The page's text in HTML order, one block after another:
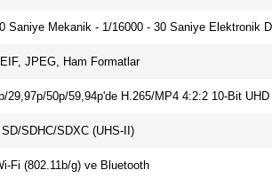
Saniye Mekanik - 1/16000 - 30 Saniye Elektronik
JPEG, Ham Formatlar
29,97p/50p/59,94p'de H.265/MP4 4:2:2 10-Bit
SDHC/SDXC (UHS-II)
Fi (802.11b/g) ve Bluetooth